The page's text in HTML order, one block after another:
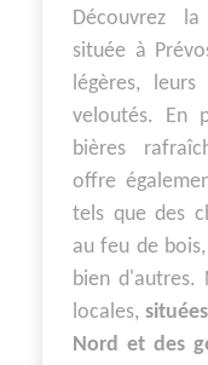
Découvrez la
située à
légères,
veloutés. En
bières
offre
tels que des
au feu de
bien d'autres.
locales,
Nord et des